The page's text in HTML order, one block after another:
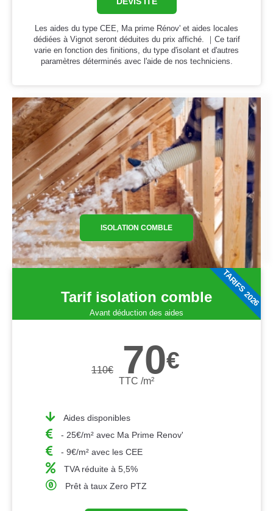
Les aides du type CEE, Ma prime Rénov' et aides locales
dédiées à Vignot seront déduites du prix affiché. ｜Ce tarif
varie en fonction des finitions, du type d'isolant et d'autres
paramètres déterminés avec l'aide de nos techniciens.
ISOLATION COMBLE
Tarif isolation comble
Avant déduction des aides
110€ 70€
TTC /m²
Aides disponibles
- 25€/m² avec Ma Prime Renov'
- 9€/m² avec les CEE
TVA réduite à 5,5%
Prêt à taux Zero PTZ
TARIFS 2026